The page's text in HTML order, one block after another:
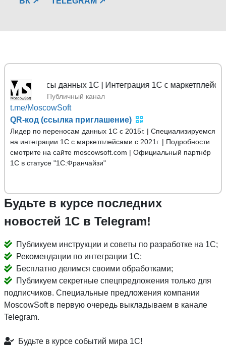
данных 1С | Интеграция 1С с маркетплейсами
Публичный канал
t.me/MoscowSoft
QR-код (ссылка приглашение)
Лидер по переносам данных 1С с 2015г. | Специализируемся
на интеграции 1С с маркетплейсами с 2021г. | Подробности
смотрите на сайте moscowsoft.com | Официальный партнёр
1С в статусе "1С:Франчайзи"
Будьте в курсе последних
новостей 1С в Telegram!
Публикуем инструкции и советы по разработке на 1С;
Рекомендации по интеграции 1С;
Бесплатно делимся своими обработками;
Публикуем секретные спецпредложения только для
подписчиков. Специальные предложения компании
MoscowSoft в первую очередь выкладываем в канале
Telegram.
Будьте в курсе событий мира 1С!